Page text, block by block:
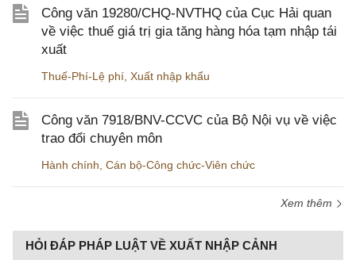
Công văn 19280/CHQ-NVTHQ của Cục Hải quan
về việc thuế giá trị gia tăng hàng hóa tạm nhập tái
xuất
Thuế-Phí-Lệ phí Xuất nhập khẩu
Công văn 7918/BNV-CCVC của Bộ Nội vụ về việc
trao đổi chuyên môn
Hành chính Cán bộ-Công chức-Viên chức
Xem thêm
HỎI ĐÁP PHÁP LUẬT VỀ XUẤT NHẬP CẢNH